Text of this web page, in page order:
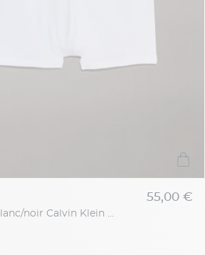
55,00 €